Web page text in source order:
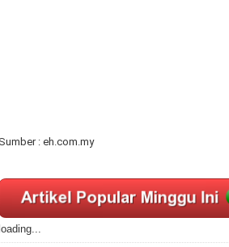
Sumber : eh.com.my
loading...